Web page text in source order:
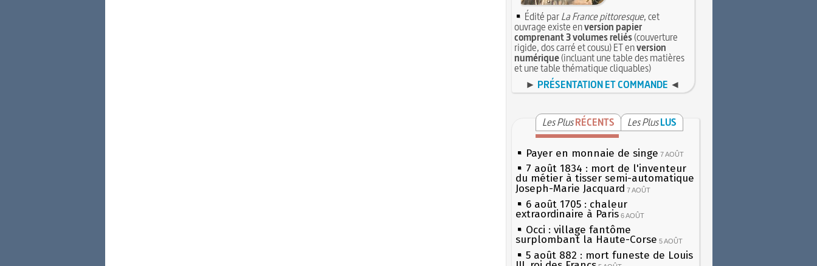
Édité parLa France pittoresque, cet
ouvrage existe enversion papier
comprenant 3 volumes reliés(couverture
rigide, dos carré et cousu) ET enversion
numérique(incluant une table des matières
et une table thématique cliquables)
► PRÉSENTATION ET COMMANDE ◄
Les Plus RÉCENTS Les Plus LUS
Payer en monnaie de singe 7 AOÛT
7 août 1834 : mort de l'inventeur
du métier à tisser semi-automatique
Joseph-Marie Jacquard 7 AOÛT
6 août 1705 : chaleur
extraordinaire à Paris 6 AOÛT
Occi : village fantôme
surplombant la Haute-Corse 5 AOÛT
5 août 882 : mort funeste de Louis